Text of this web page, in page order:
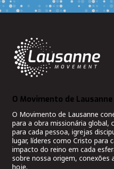
O Movimento de Lausanne
O Movimento de Lausanne
para a obra missionária global,
para cada pessoa, igrejas
lugar, líderes como Cristo para
impacto do reino em cada
sobre nossa origem, conexões
hoje.